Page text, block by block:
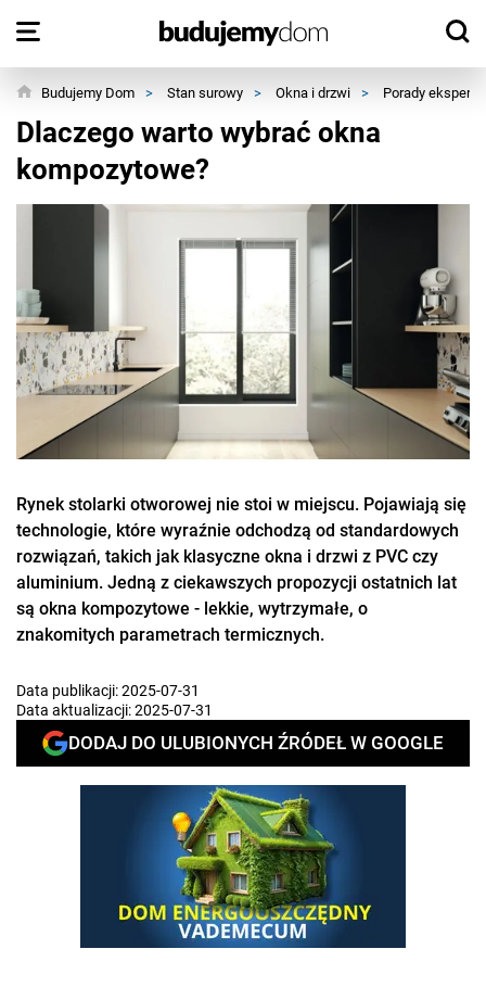
Budujemy Dom > Stan surowy > Okna i drzwi > Porady
Dlaczego warto wybrać okna
kompozytowe?
Rynek stolarki otworowej nie stoi w miejscu. Pojawiają się
technologie, które wyraźnie odchodzą od standardowych
rozwiązań, takich jak klasyczne okna i drzwi z PVC czy
aluminium. Jedną z ciekawszych propozycji ostatnich lat
są okna kompozytowe - lekkie, wytrzymałe, o
znakomitych parametrach termicznych.
Data publikacji:2025-07-31
Data aktualizacji:2025-07-31
DODAJ DO ULUBIONYCH ŹRÓDEŁ W GOOGLE